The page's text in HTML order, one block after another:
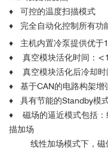
♦ 可控的温度扫描模式
♦ 完全自动化控制所有功
♦ 主机内置冷泵提供优于
♦ 真空模块活化时间：
♦ 真空模块活化后冷却时
♦ 基于CAN的电路构架增
♦ 具有节能的Standby模
♦ 磁场的逼近模式包括：
描加场
线性加场模式下，磁体